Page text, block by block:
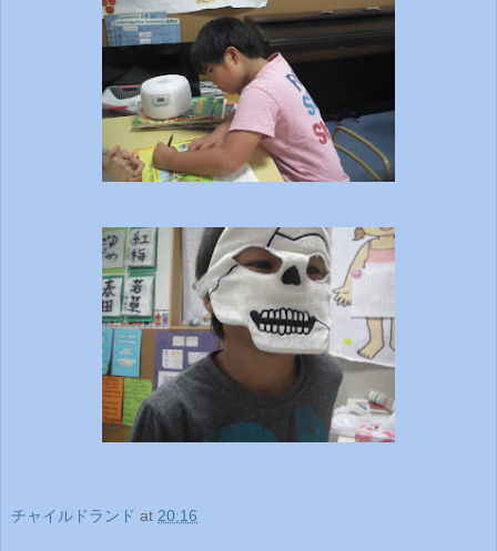
チャイルドランド at 20:16